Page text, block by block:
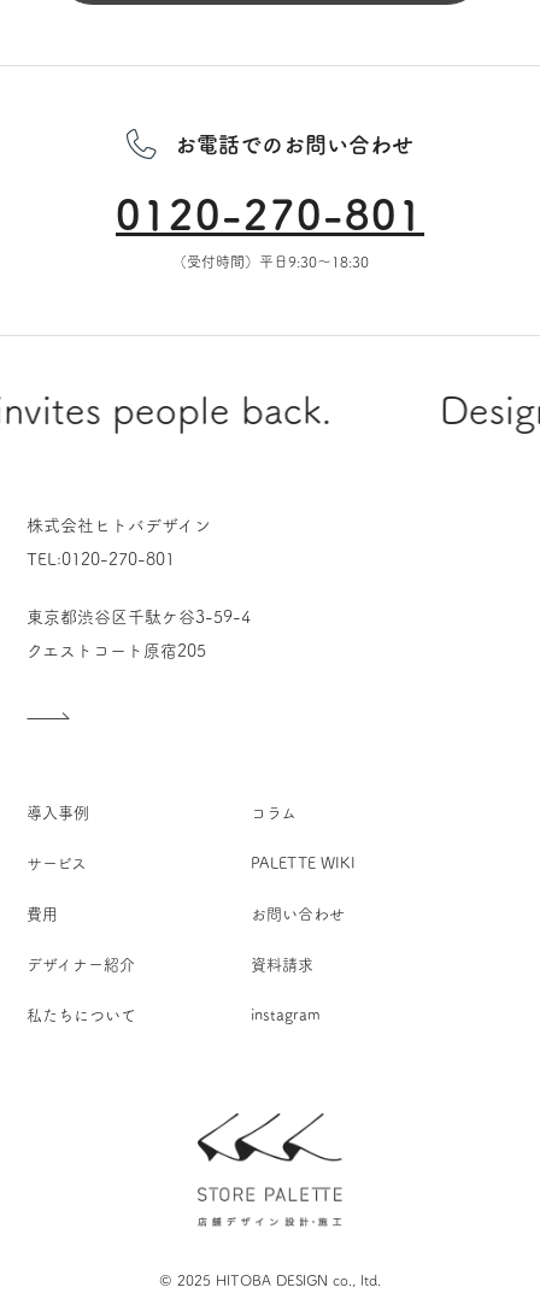
お電話でのお問い合わせ
0120-270-801
（受付時間）平日9:30〜18:30
people back.
株式会社ヒトバデザイン
TEL:0120-270-801
東京都渋谷区千駄ケ谷3-59-4
クエストコート原宿205
導入事例
サービス
費用
デザイナー紹介
私たちについて
コラム
PALETTE WIKI
お問い合わせ
資料請求
instagram
© 2025 HITOBA DESIGN co., ltd.